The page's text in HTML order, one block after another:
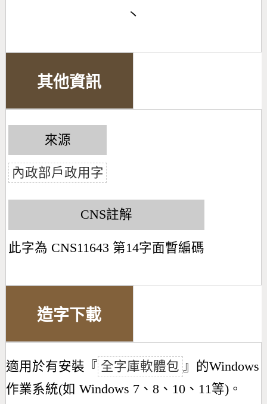
丶
其他資訊
來源
內政部戶政用字
CNS註解
此字為 CNS11643 第14字面暫編碼
造字下載
適用於有安裝『 全字庫軟體包 』的Windows
作業系統(如 Windows 7、8、10、11等)。